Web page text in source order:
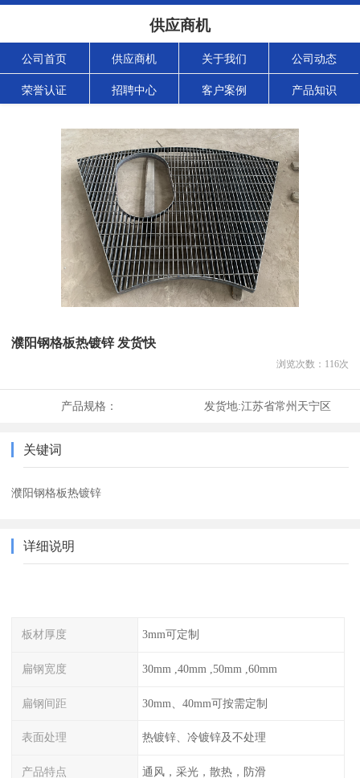
供应商机
公司首页 供应商机 关于我们 公司动态
荣誉认证 招聘中心 客户案例 产品知识
濮阳钢格板热镀锌 发货快
浏览次数： 116次
产品规格： 发货地:江苏省常州天宁区
关键词
濮阳钢格板热镀锌
详细说明
板材厚度 3mm可定制
扁钢宽度 30mm ,40mm ,50mm ,60mm
扁钢间距 30mm、40mm可按需定制
表面处理 热镀锌、冷镀锌及不处理
产品特点 通风，采光，散热，防滑